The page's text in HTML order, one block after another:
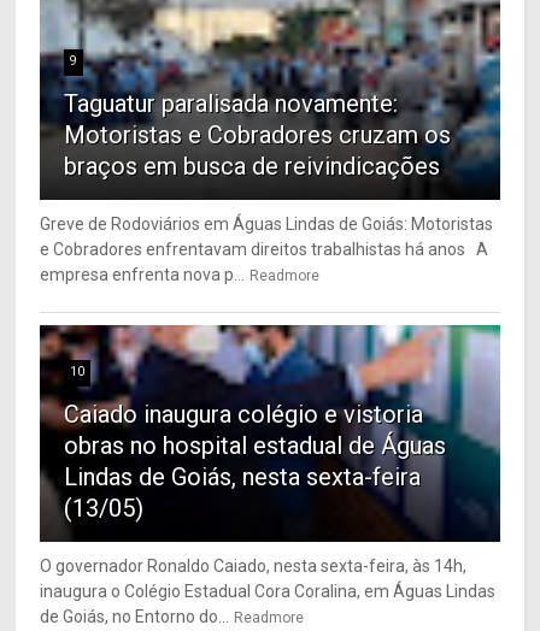
9
Taguatur paralisada novamente:
Motoristas e Cobradores cruzam os
braços em busca de reivindicações
Greve de Rodoviários em Águas Lindas de Goiás: Motoristas
e Cobradores enfrentavam direitos trabalhistas há anos A
empresa enfrenta nova p... Readmore
10
Caiado inaugura colégio e vistoria
obras no hospital estadual de Águas
Lindas de Goiás, nesta sexta-feira
(13/05)
O governador Ronaldo Caiado, nesta sexta-feira, às 14h,
inaugura o Colégio Estadual Cora Coralina, em Águas Lindas
de Goiás, no Entorno do... Readmore